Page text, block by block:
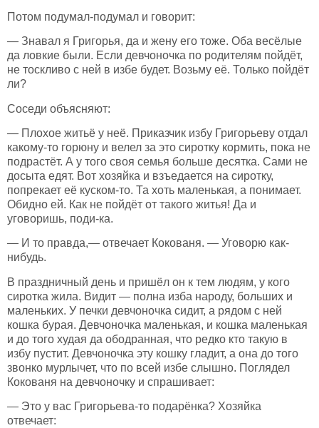
Потом подумал-подумал и говорит:
— Знавал я Григорья, да и жену его тоже. Оба весёлые
да ловкие были. Если девчоночка по родителям пойдёт,
не тоскливо с ней в избе будет. Возьму её. Только пойдёт
ли?
Соседи объясняют:
— Плохое житьё у неё. Приказчик избу Григорьеву отдал
какому-то горюну и велел за это сиротку кормить, пока не
подрастёт. А у того своя семья больше десятка. Сами не
досыта едят. Вот хозяйка и взъедается на сиротку,
попрекает её куском-то. Та хоть маленькая, а понимает.
Обидно ей. Как не пойдёт от такого житья! Да и
уговоришь, поди-ка.
— И то правда,— отвечает Кокованя. — Уговорю как-
нибудь.
В праздничный день и пришёл он к тем людям, у кого
сиротка жила. Видит — полна изба народу, больших и
маленьких. У печки девчоночка сидит, а рядом с ней
кошка бурая. Девчоночка маленькая, и кошка маленькая
и до того худая да ободранная, что редко кто такую в
избу пустит. Девчоночка эту кошку гладит, а она до того
звонко мурлычет, что по всей избе слышно. Поглядел
Кокованя на девчоночку и спрашивает:
— Это у вас Григорьева-то подарёнка? Хозяйка
отвечает: